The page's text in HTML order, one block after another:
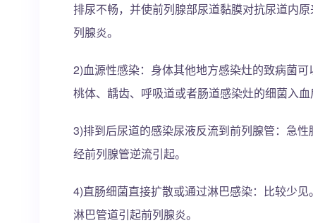
排尿不畅，并使前列腺部尿道黏膜对抗尿道内
列腺炎。
2)血源性感染：身体其他地方感染灶的致病菌
桃体、龋齿、呼吸道或者肠道感染灶的细菌入血
3)排到后尿道的感染尿液反流到前列腺管：急
经前列腺管逆流引起。
4)直肠细菌直接扩散或通过淋巴感染：比较少
淋巴管道引起前列腺炎。